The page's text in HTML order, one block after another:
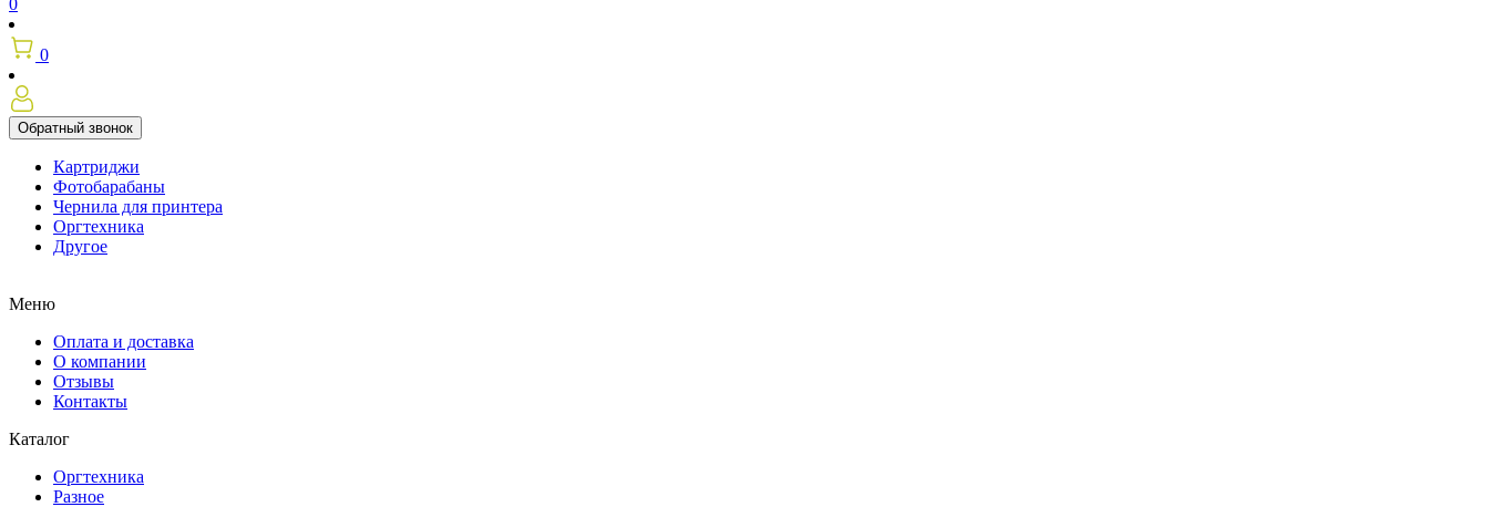
0
0
Обратный звонок
Картриджи
Фотобарабаны
Чернила для принтера
Оргтехника
Другое
Меню
Оплата и доставка
О компании
Отзывы
Контакты
Каталог
Оргтехника
Разное